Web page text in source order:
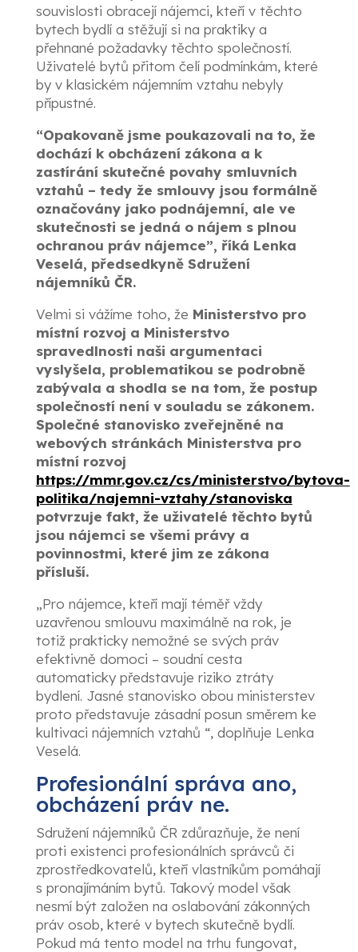
souvislosti obracejí nájemci, kteří v těchto
bytech bydlí a stěžují si na praktiky a
přehnané požadavky těchto společností.
Uživatelé bytů přitom čelí podmínkám, které
by v klasickém nájemním vztahu nebyly
přípustné.
“Opakovaně jsme poukazovali na to, že
dochází k obcházení zákona a k
zastírání skutečné povahy smluvních
vztahů – tedy že smlouvy jsou formálně
označovány jako podnájemní, ale ve
skutečnosti se jedná o nájem s plnou
ochranou práv nájemce”, říká Lenka
Veselá, předsedkyně Sdružení
nájemníků ČR.
Velmi si vážíme toho, že Ministerstvo pro
místní rozvoj a Ministerstvo
spravedlnosti naši argumentaci
vyslyšela, problematikou se podrobně
zabývala a shodla se na tom, že postup
společností není v souladu se zákonem.
Společné stanovisko zveřejněné na
webových stránkách Ministerstva pro
místní rozvoj
https://mmr.gov.cz/cs/ministerstvo/bytova-
politika/najemni-vztahy/stanoviska
potvrzuje fakt, že uživatelé těchto bytů
jsou nájemci se všemi právy a
povinnostmi, které jim ze zákona
přísluší.
„Pro nájemce, kteří mají téměř vždy
uzavřenou smlouvu maximálně na rok, je
totiž prakticky nemožné se svých práv
efektivně domoci – soudní cesta
automaticky představuje riziko ztráty
bydlení. Jasné stanovisko obou ministerstev
proto představuje zásadní posun směrem ke
kultivaci nájemních vztahů “, doplňuje Lenka
Veselá.
Profesionální správa ano,
obcházení práv ne.
Sdružení nájemníků ČR zdůrazňuje, že není
proti existenci profesionálních správců či
zprostředkovatelů, kteří vlastníkům pomáhají
s pronajímáním bytů. Takový model však
nesmí být založen na oslabování zákonných
práv osob, které v bytech skutečně bydlí.
Pokud má tento model na trhu fungovat,